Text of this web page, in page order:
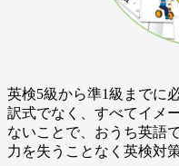
英検5級から準1級までに
訳式でなく、すべてイメ
ないことで、おうち英語
力を失うことなく英検対